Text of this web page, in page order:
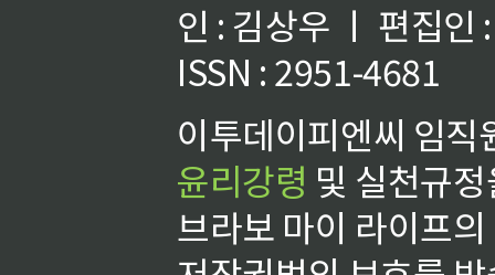
인 : 김상우 ㅣ 편집인
ISSN : 2951-4681
이투데이피엔씨 임
윤리강령 및 실천규
브라보 마이 라이프